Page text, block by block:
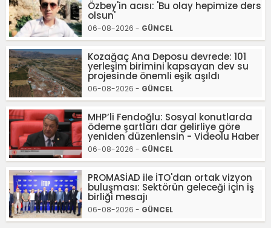
Özbey'in acısı: 'Bu olay hepimize ders
olsun'
06-08-2026 - GÜNCEL
Kozağaç Ana Deposu devrede: 101
yerleşim birimini kapsayan dev su
projesinde önemli eşik aşıldı
06-08-2026 - GÜNCEL
MHP’li Fendoğlu: Sosyal konutlarda
ödeme şartları dar gelirliye göre
yeniden düzenlensin - Videolu Haber
06-08-2026 - GÜNCEL
PROMASİAD ile İTO'dan ortak vizyon
buluşması: Sektörün geleceği için iş
birliği mesajı
06-08-2026 - GÜNCEL